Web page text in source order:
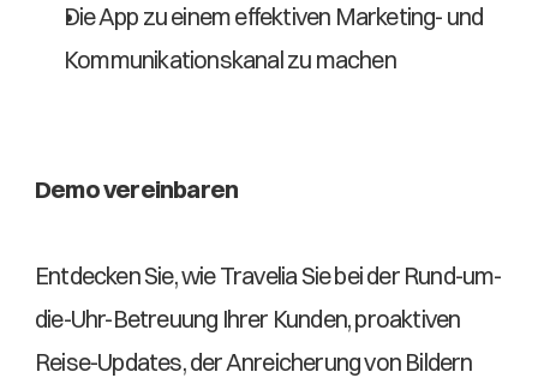
Die App zu einem effektiven Marketing- und
Kommunikationskanal zu machen
Demo vereinbaren
Entdecken Sie, wie Travelia Sie bei der Rund-um-
die-Uhr-Betreuung Ihrer Kunden, proaktiven
Reise-Updates, der Anreicherung von Bildern